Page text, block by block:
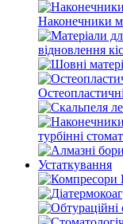
Наконечники
відновлення
турбінні
Устаткування